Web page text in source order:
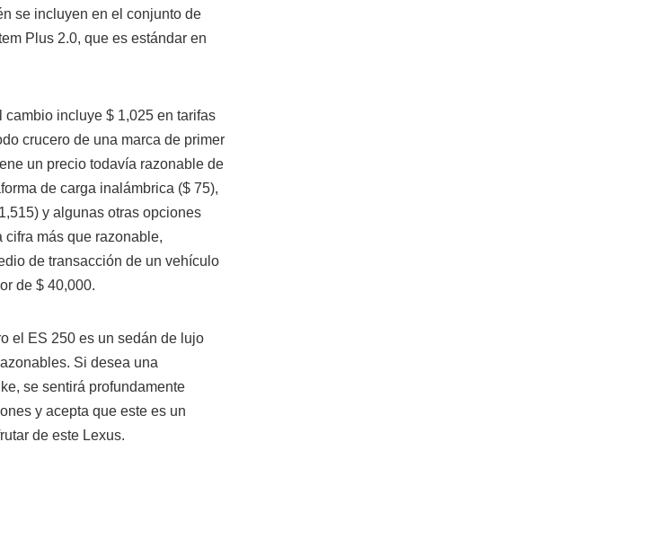
se incluyen en el conjunto de
Plus 2.0, que es estándar en
incluye $ 1,025 en tarifas
crucero de una marca de primer
un precio todavía razonable de
de carga inalámbrica ($ 75),
y algunas otras opciones
más que razonable,
de transacción de un vehículo
de $ 40,000.
el ES 250 es un sedán de lujo
Si desea una
se sentirá profundamente
y acepta que este es un
de este Lexus.